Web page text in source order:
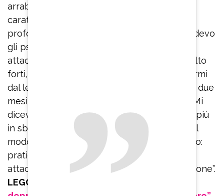
arrabbiarmi per qualcosa perché ho un
caratterino non molto facile, inspiro
profondamente. Quando stavo male e prendevo
gli psicofarmaci, quando mi arrivavano gli
attacchi di panico che erano veramente molto
forti, ero immobilizzata, non riuscivo ad alzarmi
dal letto e ad uscire dalla stanza. Sono stata due
mesi rinchiusa in casa, con le tende chiuse. Mi
dicevano: ‘Respira’. Io ci provavo ma andavo più
in sbatti. Invece bisogna imparare a farlo nel
modo corretto. Quindi rinnovo il mio consiglio:
praticate Hatha yoga se volete uscire dagli
attacchi di panico che portano alla depressione”.
LEGGI ANCHE: